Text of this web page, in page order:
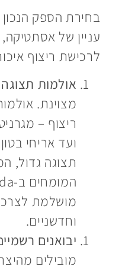
בחירת הספק
עניין של
לרכישת ריצוף
אולמות תצוגה
מצוינת.
ריצוף –
ועד אריחי
תצוגה גדול,
מושלמת
וחדשניים.
יבואנים
מובילים